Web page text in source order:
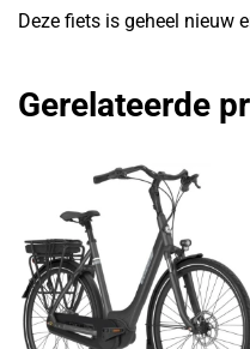
Deze fiets is geheel nieuw
Gerelateerde